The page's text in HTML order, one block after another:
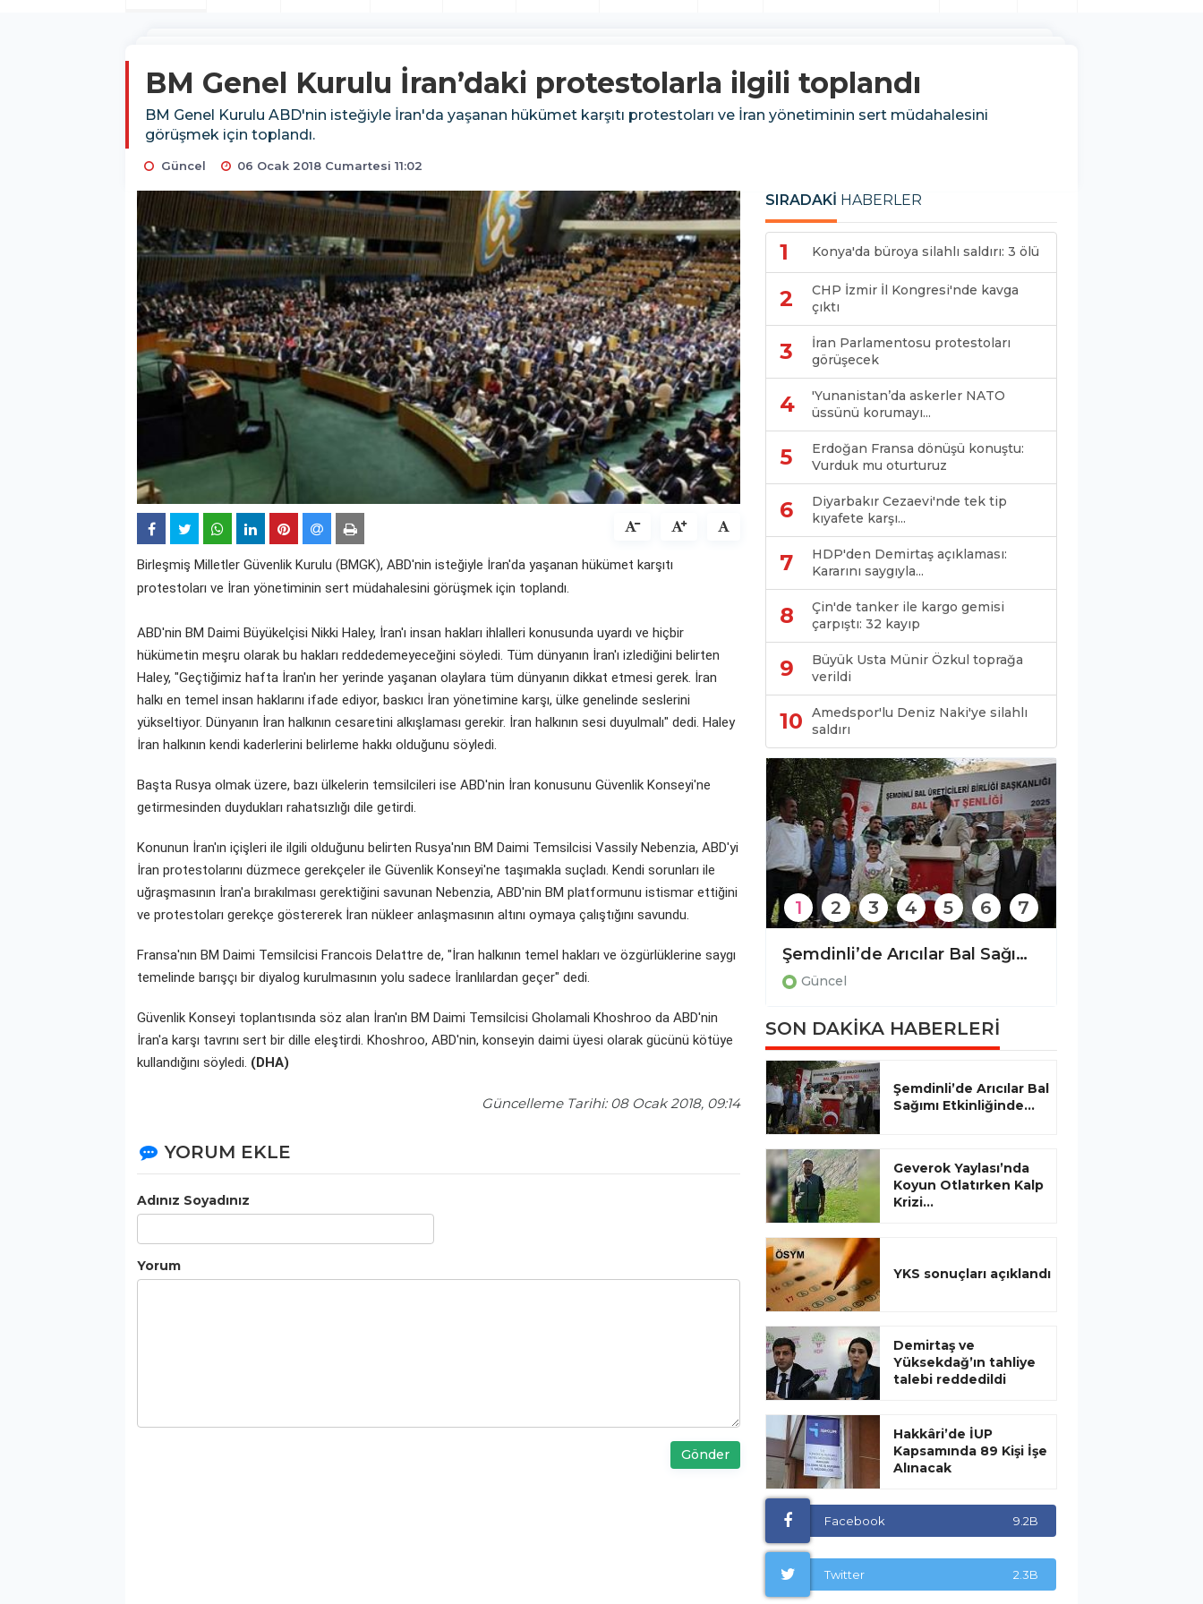
BM Genel Kurulu İran’daki protestolarla ilgili toplandı
BM Genel Kurulu ABD'nin isteğiyle İran'da yaşanan hükümet karşıtı protestoları ve İran yönetiminin sert müdahalesini
görüşmek için toplandı.
Güncel 06 Ocak 2018 Cumartesi 11:02
Birleşmiş Milletler Güvenlik Kurulu (BMGK), ABD'nin isteğiyle İran'da yaşanan hükümet karşıtı
protestoları ve İran yönetiminin sert müdahalesini görüşmek için toplandı.
ABD'nin BM Daimi Büyükelçisi Nikki Haley, İran'ı insan hakları ihlalleri konusunda uyardı ve hiçbir
hükümetin meşru olarak bu hakları reddedemeyeceğini söyledi. Tüm dünyanın İran'ı izlediğini belirten
Haley, "Geçtiğimiz hafta İran'ın her yerinde yaşanan olaylara tüm dünyanın dikkat etmesi gerek. İran
halkı en temel insan haklarını ifade ediyor, baskıcı İran yönetimine karşı, ülke genelinde seslerini
yükseltiyor. Dünyanın İran halkının cesaretini alkışlaması gerekir. İran halkının sesi duyulmalı" dedi. Haley
İran halkının kendi kaderlerini belirleme hakkı olduğunu söyledi.
Başta Rusya olmak üzere, bazı ülkelerin temsilcileri ise ABD'nin İran konusunu Güvenlik Konseyi'ne
getirmesinden duydukları rahatsızlığı dile getirdi.
Konunun İran'ın içişleri ile ilgili olduğunu belirten Rusya'nın BM Daimi Temsilcisi Vassily Nebenzia, ABD'yi
İran protestolarını düzmece gerekçeler ile Güvenlik Konseyi'ne taşımakla suçladı. Kendi sorunları ile
uğraşmasının İran'a bırakılması gerektiğini savunan Nebenzia, ABD'nin BM platformunu istismar ettiğini
ve protestoları gerekçe göstererek İran nükleer anlaşmasının altını oymaya çalıştığını savundu.
Fransa'nın BM Daimi Temsilcisi Francois Delattre de, "İran halkının temel hakları ve özgürlüklerine saygı
temelinde barışçı bir diyalog kurulmasının yolu sadece İranlılardan geçer" dedi.
Güvenlik Konseyi toplantısında söz alan İran'ın BM Daimi Temsilcisi Gholamali Khoshroo da ABD'nin
İran'a karşı tavrını sert bir dille eleştirdi. Khoshroo, ABD'nin, konseyin daimi üyesi olarak gücünü kötüye
kullandığını söyledi. (DHA)
Güncelleme Tarihi: 08 Ocak 2018, 09:14
YORUM EKLE
Adınız Soyadınız
Yorum
Gönder
SIRADAKİ HABERLER
1 Konya'da büroya silahlı saldırı: 3 ölü
2
CHP İzmir İl Kongresi'nde kavga
çıktı
3
İran Parlamentosu protestoları
görüşecek
4
'Yunanistan’da askerler NATO
üssünü korumayı...
5
Erdoğan Fransa dönüşü konuştu:
Vurduk mu oturturuz
6
Diyarbakır Cezaevi'nde tek tip
kıyafete karşı...
7
HDP'den Demirtaş açıklaması:
Kararını saygıyla...
8
Çin'de tanker ile kargo gemisi
çarpıştı: 32 kayıp
9
Büyük Usta Münir Özkul toprağa
verildi
10
Amedspor'lu Deniz Naki'ye silahlı
saldırı
Diyarbakır'da kadın cinayeti
Güncel
Şemdinli’de Arıcılar Bal Sağımı Etkinliğinde Bir Araya Geldi
Güncel
1 2 3 4 5 6 7
SON DAKİKA HABERLERİ
Şemdinli’de Arıcılar Bal
Sağımı Etkinliğinde...
Geverok Yaylası’nda
Koyun Otlatırken Kalp
Krizi...
YKS sonuçları açıklandı
Demirtaş ve
Yüksekdağ’ın tahliye
talebi reddedildi
Hakkâri’de İUP
Kapsamında 89 Kişi İşe
Alınacak
Facebook 9.2B
Twitter 2.3B